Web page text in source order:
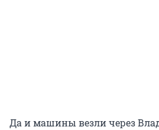
Да и машины везли через